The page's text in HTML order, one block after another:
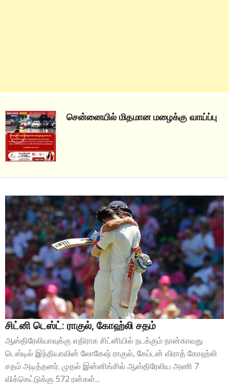
நிறுத்தம்!!
சிட்னி டெஸ்ட்: ராகுல், கோஹ்லி சதம்
ஆஸ்திரேலியாவுக்கு எதிராக சிட்னியில் நடக்கும் நான்காவது
டெஸ்டில் இந்தியாவின் லோகேஷ் ராகுல், கேப்டன் விராத் கோஹ்லி
சதம் அடித்தனர். முதல் இன்னிங்சில் ஆஸ்திரேலிய அணி 7
விக்கெட்டுக்கு 572 ரன்கள்...